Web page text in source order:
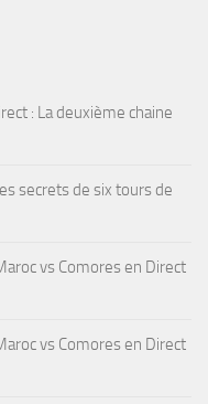
: La deuxième chaine
secrets de six tours de
vs Comores en Direct
vs Comores en Direct